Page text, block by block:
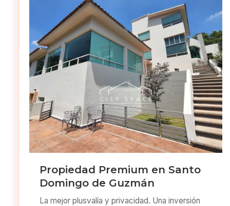
Propiedad Premium en Santo
Domingo de Guzmán
La mejor plusvalía y privacidad. Una inversión